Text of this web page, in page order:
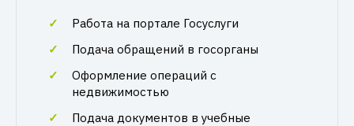
Работа на портале Госуслуги
Подача обращений в госорганы
Оформление операций с
недвижимостью
Подача документов в учебные